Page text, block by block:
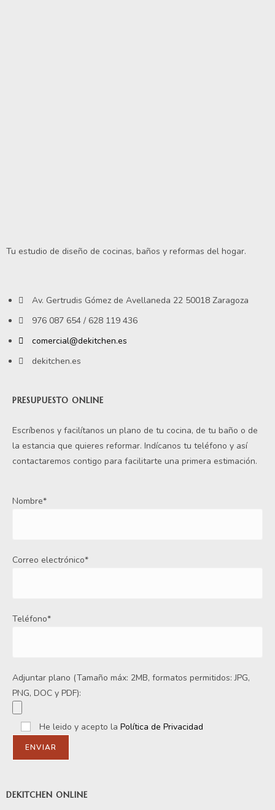
Tu estudio de diseño de cocinas, baños y reformas del hogar.
Av. Gertrudis Gómez de Avellaneda 22 50018 Zaragoza
976 087 654 / 628 119 436
comercial@dekitchen.es
dekitchen.es
PRESUPUESTO ONLINE
Escríbenos y facilítanos un plano de tu cocina, de tu baño o de
la estancia que quieres reformar. Indícanos tu teléfono y así
contactaremos contigo para facilitarte una primera estimación.
Nombre*
Correo electrónico*
Teléfono*
Adjuntar plano (Tamaño máx: 2MB, formatos permitidos: JPG,
PNG, DOC y PDF):
He leido y acepto la Política de Privacidad
DEKITCHEN ONLINE